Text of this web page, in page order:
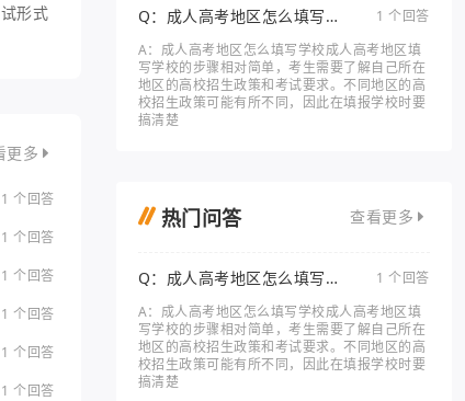
形式
更多
1 个回答
1 个回答
1 个回答
1 个回答
1 个回答
1 个回答
Q：成人高考地区怎么填写学
校
1 个回答
A：成人高考地区怎么填写学校成人高考地区填
写学校的步骤相对简单，考生需要了解自己所在
地区的高校招生政策和考试要求。不同地区的高
校招生政策可能有所不同，因此在填报学校时要
搞清楚
热门问答 查看更多
Q：成人高考地区怎么填写学
校
1 个回答
A：成人高考地区怎么填写学校成人高考地区填
写学校的步骤相对简单，考生需要了解自己所在
地区的高校招生政策和考试要求。不同地区的高
校招生政策可能有所不同，因此在填报学校时要
搞清楚